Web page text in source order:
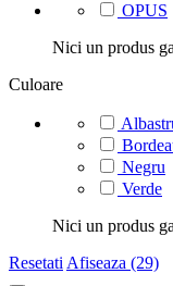
OPUS
Nici un produs
Culoare
Negru
Verde
Nici un produs
Resetati Afiseaza (29)